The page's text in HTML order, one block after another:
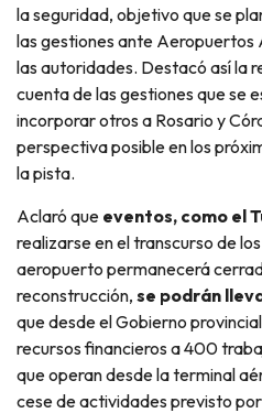
la seguridad, objetivo que se
las gestiones ante
las autoridades. Destacó así la
cuenta de las gestiones que se
incorporar otros a Rosario y
perspectiva posible en los
la pista.
Aclaró que eventos, como el
realizarse en el transcurso de
aeropuerto permanecerá
reconstrucción, se podrán
que desde el Gobierno
recursos financieros a 400
que operan desde la terminal
cese de actividades previsto